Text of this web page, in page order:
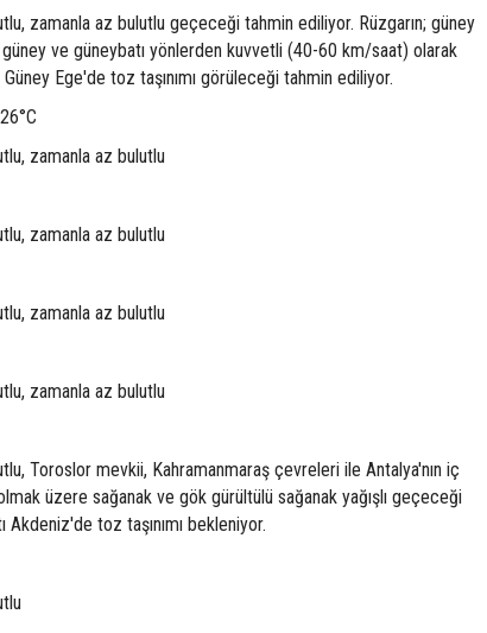
zamanla az bulutlu geçeceği tahmin ediliyor. Rüzgarın; güney
ve güneybatı yönlerden kuvvetli (40-60 km/saat) olarak
Ege'de toz taşınımı görüleceği tahmin ediliyor.
zamanla az bulutlu
zamanla az bulutlu
zamanla az bulutlu
zamanla az bulutlu
Toroslor mevkii, Kahramanmaraş çevreleri ile Antalya'nın iç
üzere sağanak ve gök gürültülü sağanak yağışlı geçeceği
Akdeniz'de toz taşınımı bekleniyor.